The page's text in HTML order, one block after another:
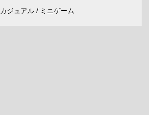
カジュアル / ミニゲーム